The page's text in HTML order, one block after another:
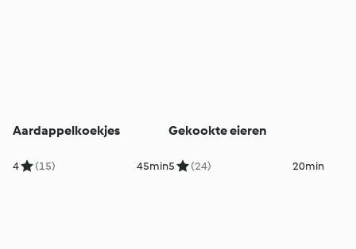
Aardappelkoekjes
4 (15) 45min
Gekookte eieren
5 (24) 20min